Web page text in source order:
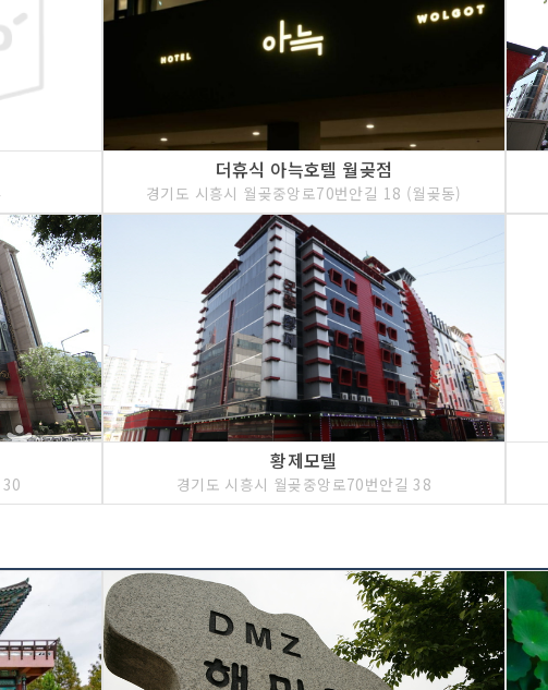
더휴식 아늑호텔 월곶점
경기도 시흥시 월곶중앙로70번안길 18 (월곶동)
황제모텔
경기도 시흥시 월곶중앙로70번안길 38